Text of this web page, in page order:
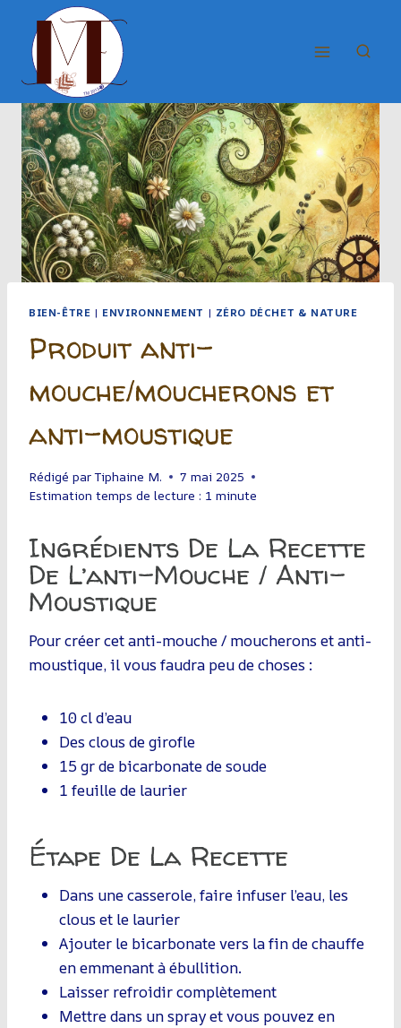
contenu
BIEN-ÊTRE | ENVIRONNEMENT | ZÉRO DÉCHET & NATURE
Produit anti-
mouche/moucherons et
anti-moustique
Rédigé parTiphaine M.
7 mai 2025
Estimation temps de lecture : 1 minute
Ingrédients De La Recette
De L’anti-Mouche / Anti-
Moustique
Pour créer cet anti-mouche / moucherons et anti-
moustique, il vous faudra peu de choses :
10 cl d’eau
Des clous de girofle
15 gr de bicarbonate de soude
1 feuille de laurier
Étape De La Recette
Dans une casserole, faire infuser l’eau, les
clous et le laurier
Ajouter le bicarbonate vers la fin de chauffe
en emmenant à ébullition.
Laisser refroidir complètement
Mettre dans un spray et vous pouvez en